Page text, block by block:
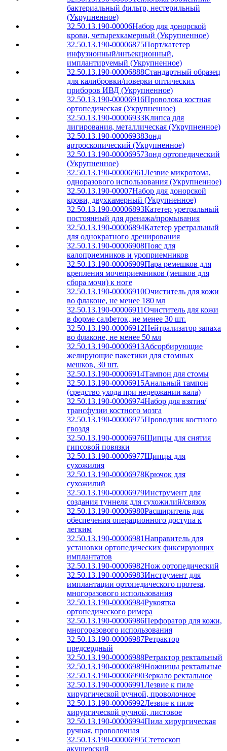
бактериальный фильтр, нестерильный
(Укрупненное)
32.50.13.190-00006Набор для донорской
крови, четырехкамерный (Укрупненное)
32.50.13.190-00006875Порт/катетер
инфузионный/инъекционный,
имплантируемый (Укрупненное)
32.50.13.190-00006888Стандартный образец
для калибровки/поверки оптических
приборов ИВД (Укрупненное)
32.50.13.190-00006916Проволока костная
ортопедическая (Укрупненное)
32.50.13.190-00006933Клипса для
лигирования, металлическая (Укрупненное)
32.50.13.190-00006938Зонд
артроскопический (Укрупненное)
32.50.13.190-00006957Зонд ортопедический
(Укрупненное)
32.50.13.190-00006961Лезвие микротома,
одноразового использования (Укрупненное)
32.50.13.190-00007Набор для донорской
крови, двухкамерный (Укрупненное)
32.50.13.190-00006893Катетер уретральный
постоянный для дренажа/промывания
32.50.13.190-00006894Катетер уретральный
для однократного дренирования
32.50.13.190-00006908Пояс для
калоприемников и уроприемников
32.50.13.190-00006909Пара ремешков для
крепления мочеприемников (мешков для
сбора мочи) к ноге
32.50.13.190-00006910Очиститель для кожи
во флаконе, не менее 180 мл
32.50.13.190-00006911Очиститель для кожи
в форме салфеток, не менее 30 шт.
32.50.13.190-00006912Нейтрализатор запаха
во флаконе, не менее 50 мл
32.50.13.190-00006913Абсорбирующие
желирующие пакетики для стомных
мешков, 30 шт.
32.50.13.190-00006914Тампон для стомы
32.50.13.190-00006915Анальный тампон
(средство ухода при недержании кала)
32.50.13.190-00006974Набор для взятия/
трансфузии костного мозга
32.50.13.190-00006975Проводник костного
гвоздя
32.50.13.190-00006976Щипцы для снятия
гипсовой повязки
32.50.13.190-00006977Щипцы для
сухожилия
32.50.13.190-00006978Крючок для
сухожилий
32.50.13.190-00006979Инструмент для
создания туннеля для сухожилий/связок
32.50.13.190-00006980Расширитель для
обеспечения операционного доступа к
легким
32.50.13.190-00006981Направитель для
установки ортопедических фиксирующих
имплантатов
32.50.13.190-00006982Нож ортопедический
32.50.13.190-00006983Инструмент для
имплантации ортопедического протеза,
многоразового использования
32.50.13.190-00006984Рукоятка
ортопедического римера
32.50.13.190-00006986Перфоратор для кожи,
многоразового использования
32.50.13.190-00006987Ретрактор
предсердный
32.50.13.190-00006988Ретрактор ректальный
32.50.13.190-00006989Ножницы ректальные
32.50.13.190-00006990Зеркало ректальное
32.50.13.190-00006991Лезвие к пиле
хирургической ручной, проволочное
32.50.13.190-00006992Лезвие к пиле
хирургической ручной, листовое
32.50.13.190-00006994Пила хирургическая
ручная, проволочная
32.50.13.190-00006995Стетоскоп
акушерский